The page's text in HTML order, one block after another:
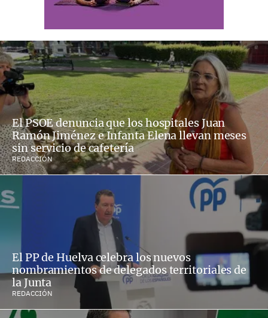
El PSOE denuncia que los hospitales Juan
Ramón Jiménez e Infanta Elena llevan meses
sin servicio de cafetería
REDACCIÓN
El PP de Huelva celebra los nuevos
nombramientos de delegados territoriales de
la Junta
REDACCIÓN